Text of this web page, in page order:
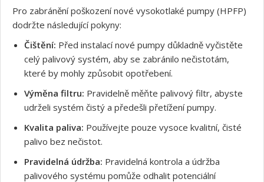
Pro zabránění poškození nové vysokotlaké pumpy (HPFP)
dodržte následující pokyny:
Čištění: Před instalací nové pumpy důkladně vyčistěte
celý palivový systém, aby se zabránilo nečistotám,
které by mohly způsobit opotřebení.
Výměna filtru: Pravidelně měňte palivový filtr, abyste
udrželi systém čistý a předešli přetížení pumpy.
Kvalita paliva: Používejte pouze vysoce kvalitní, čisté
palivo bez nečistot.
Pravidelná údržba: Pravidelná kontrola a údržba
palivového systému pomůže odhalit potenciální